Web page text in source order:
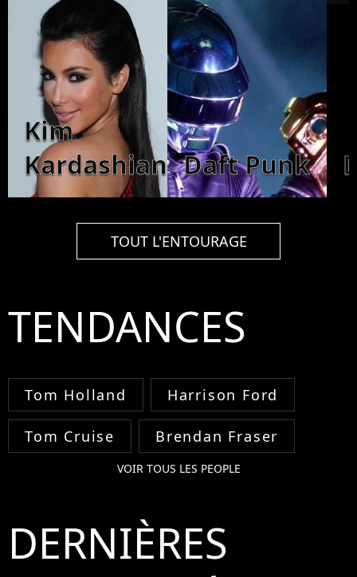
Kim
Kardashian Daft Punk
TOUT L'ENTOURAGE
TENDANCES
Tom Holland Harrison Ford
Tom Cruise Brendan Fraser
VOIR TOUS LES PEOPLE
DERNIÈRES